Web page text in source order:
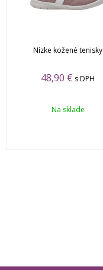
Nízke kožené tenisky
48,90 € s DPH
Na sklade